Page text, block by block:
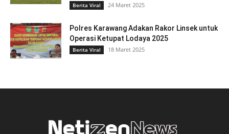
Berita Viral 24 Maret 2025
Polres Karawang Adakan Rakor Linsek untuk
Operasi Ketupat Lodaya 2025
Berita Viral 18 Maret 2025